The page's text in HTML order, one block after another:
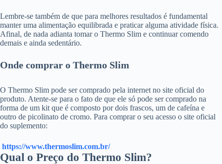
Lembre-se também de que para melhores resultados é fundamental
manter uma alimentação equilibrada e praticar alguma atividade física.
Afinal, de nada adianta tomar o Thermo Slim e continuar comendo
demais e ainda sedentário.
Onde comprar o Thermo Slim
O Thermo Slim pode ser comprado pela internet no site oficial do
produto. Atente-se para o fato de que ele só pode ser comprado na
forma de um kit que é composto por dois frascos, um de cafeína e
outro de picolinato de cromo. Para comprar o seu acesso o site oficial
do suplemento:
https://www.thermoslim.com.br/
Qual o Preço do Thermo Slim?